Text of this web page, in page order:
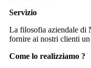
Servizio
La filosofia aziendale di
fornire ai nostri clienti
Come lo realizziamo ?